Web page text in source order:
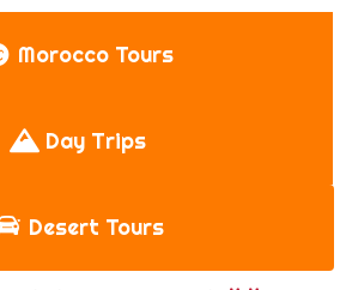
Morocco Tours
Day Trips
Desert Tours